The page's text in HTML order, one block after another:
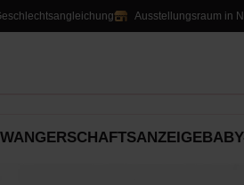
Ausstellungsraum in